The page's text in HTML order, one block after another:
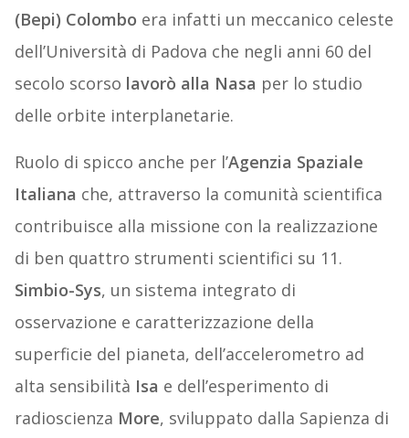
(Bepi) Colombo era infatti un meccanico celeste
dell’Università di Padova che negli anni 60 del
secolo scorso lavorò alla Nasa per lo studio
delle orbite interplanetarie.
Ruolo di spicco anche per l’Agenzia Spaziale
Italiana che, attraverso la comunità scientifica
contribuisce alla missione con la realizzazione
di ben quattro strumenti scientifici su 11.
Simbio-Sys, un sistema integrato di
osservazione e caratterizzazione della
superficie del pianeta, dell’accelerometro ad
alta sensibilità Isa e dell’esperimento di
radioscienza More, sviluppato dalla Sapienza di